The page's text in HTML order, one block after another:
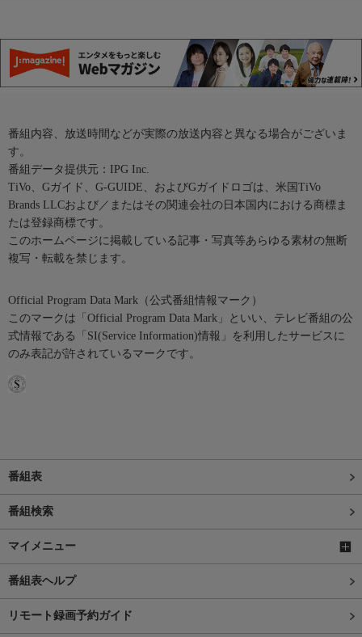
番組内容、放送時間などが実際の放送内容と異なる場合がございま
す。
番組データ提供元：IPG Inc.
TiVo、Gガイド、G-GUIDE、およびGガイドロゴは、米国TiVo
Brands LLCおよび／またはその関連会社の日本国内における商標ま
たは登録商標です。
このホームページに掲載している記事・写真等あらゆる素材の無断
複写・転載を禁じます。
Official Program Data Mark（公式番組情報マーク）
このマークは「Official Program Data Mark」といい、テレビ番組の公
式情報である「SI(Service Information)情報」を利用したサービスに
のみ表記が許されているマークです。
番組表
番組検索
マイメニュー
番組表ヘルプ
リモート録画予約ガイド